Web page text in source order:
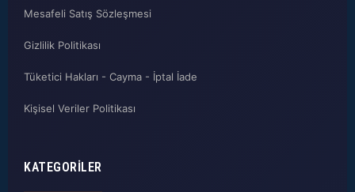
Mesafeli Satış Sözleşmesi
Gizlilik Politikası
Tüketici Hakları - Cayma - İptal İade
Kişisel Veriler Politikası
KATEGORILER